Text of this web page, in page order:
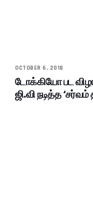
OCTOBER 6, 2018
டோக்கியோ பட
ஜி.வி நடித்த